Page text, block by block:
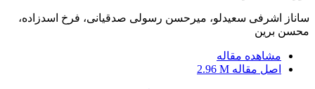
ساناز اشرفی سعیدلو، میرحسن رسولی صدقیانی، فرخ اسدزاده،
محسن برین
مشاهده مقاله
اصل مقاله 2.96 M